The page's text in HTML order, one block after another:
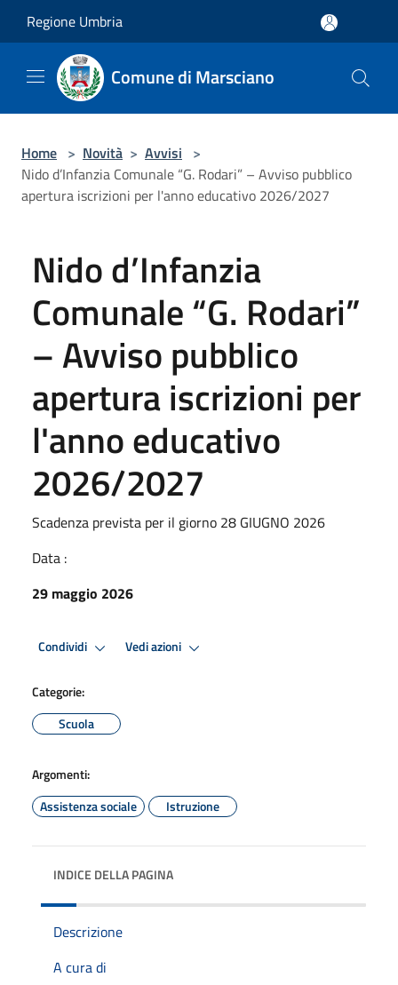
Regione Umbria
Comune di Marsciano
Home > Novità > Avvisi >
Nido d’Infanzia Comunale “G. Rodari” – Avviso pubblico
apertura iscrizioni per l'anno educativo 2026/2027
Nido d’Infanzia
Comunale “G. Rodari”
– Avviso pubblico
apertura iscrizioni per
l'anno educativo
2026/2027
Scadenza prevista per il giorno 28 GIUGNO 2026
Data :
29 maggio 2026
Condividi Vedi azioni
Categorie:
Scuola
Argomenti:
Assistenza sociale
Istruzione
INDICE DELLA PAGINA
Descrizione
A cura di